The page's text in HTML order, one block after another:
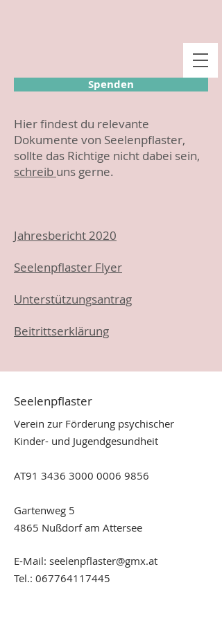
Spenden
Hier findest du relevante
Dokumente von Seelenpflaster,
sollte das Richtige nicht dabei sein,
schreib uns gerne.
Jahresbericht 2020
Seelenpflaster Flyer
Unterstützungsantrag
Beitrittserklärung
Seelenpflaster
Verein zur Förderung psychischer
Kinder- und Jugendgesundheit
AT91 3436 3000 0006 9856
Gartenweg 5
4865 Nußdorf am Attersee
E-Mail: seelenpflaster@gmx.at
Tel.: 067764117445